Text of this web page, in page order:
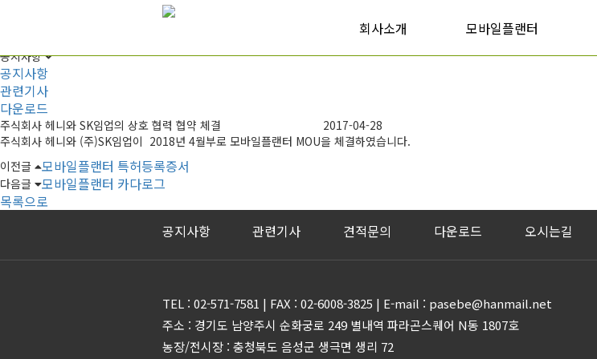
회사소개 모바일플랜터
공지사항
공지사항
관련기사
다운로드
주식회사 헤니와 SK임업의 상호 협력 협약 체결
2017-04-28
주식회사 헤니와 (주)SK임업이 2018년 4월부로 모바일플랜터 MOU을 체결하였습니다.
이전글
모바일플랜터 특허등록증서
다음글
모바일플랜터 카다로그
목록으로
공지사항
관련기사 견적문의 다운로드 오시는길
TEL : 02-571-7581 | FAX : 02-6008-3825 | E-mail : pasebe@hanmail.net
주소 : 경기도 남양주시 순화궁로 249 별내역 파라곤스퀘어 N동 1807호
농장/전시장 : 충청북도 음성군 생극면 생리 72